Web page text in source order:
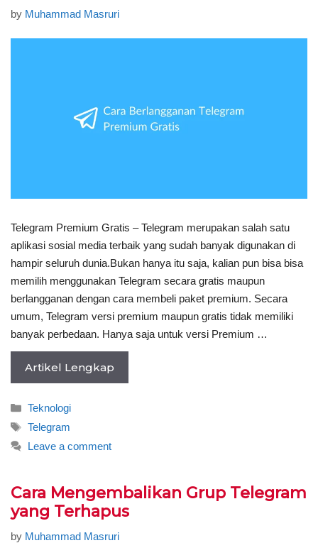
by Muhammad Masruri
Telegram Premium Gratis – Telegram merupakan salah satu
aplikasi sosial media terbaik yang sudah banyak digunakan di
hampir seluruh dunia.Bukan hanya itu saja, kalian pun bisa bisa
memilih menggunakan Telegram secara gratis maupun
berlangganan dengan cara membeli paket premium. Secara
umum, Telegram versi premium maupun gratis tidak memiliki
banyak perbedaan. Hanya saja untuk versi Premium …
Artikel Lengkap
Categories
Teknologi
Tags
Telegram
Leave a comment
Cara Mengembalikan Grup Telegram
yang Terhapus
by Muhammad Masruri